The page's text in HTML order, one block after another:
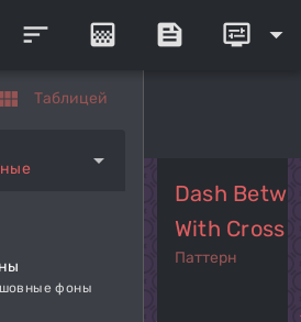
sort gradient feed display_settings arrow_drop_down
Таблицей
arrow_drop_down
фоны
Dash
With Cross
Паттерн